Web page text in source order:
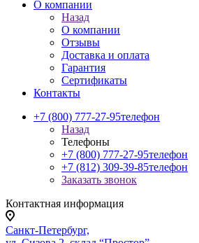
О компании
Назад
О компании
Отзывы
Доставка и оплата
Гарантия
Сертификаты
Контакты
+7 (800) 777-27-95телефон
Назад
Телефоны
+7 (800) 777-27-95телефон
+7 (812) 309-39-85телефон
Заказать звонок
Контактная информация
Санкт-Петербург,